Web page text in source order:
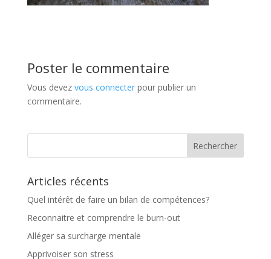
Poster le commentaire
Vous devez vous connecterpour publier un
commentaire.
Articles récents
Quel intérêt de faire un bilan de compétences?
Reconnaitre et comprendre le burn-out
Alléger sa surcharge mentale
Apprivoiser son stress